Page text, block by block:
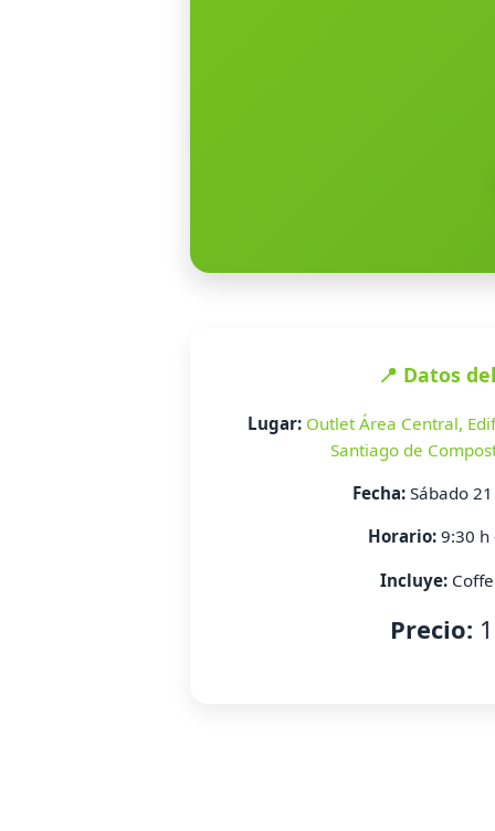
📍 Datos
Lugar: Outlet Área Central,
Santiago de
Fecha: Sábado
Horario:9:30 h
Incluye:
Precio: